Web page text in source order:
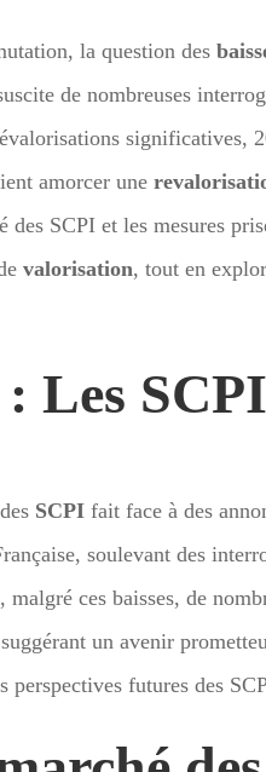
la question des
de nombreuses
significatives,
amorcer une
des SCPI et les mesures
valorisation, tout en
Les
SCPI fait face à des
soulevant des
ces baisses, de
un avenir
futures des